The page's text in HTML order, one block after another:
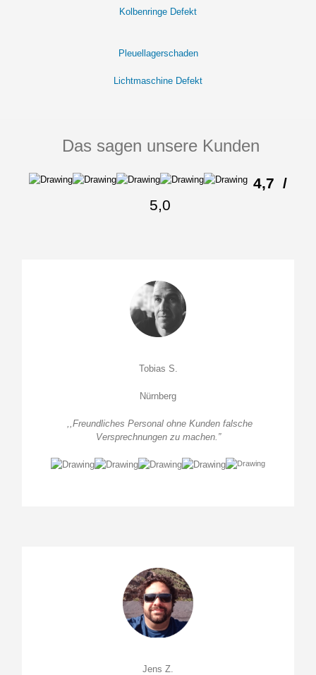
Kolbenringe Defekt
Pleuellagerschaden
Lichtmaschine Defekt
Das sagen unsere Kunden
4,7 /
5,0
Tobias S.
Nürnberg
,,Freundliches Personal ohne Kunden falsche
Versprechnungen zu machen.”
Jens Z.